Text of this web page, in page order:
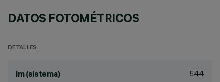
DATOS FOTOMÉTRICOS
DETALLES
lm (sistema) 544